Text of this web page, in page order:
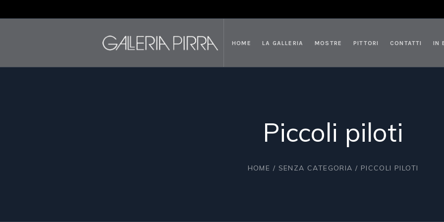
HOME LA GALLERIA MOSTRE PITTORI CONTATTI IN
Piccoli piloti
HOME / SENZA CATEGORIA / PICCOLI PILOTI